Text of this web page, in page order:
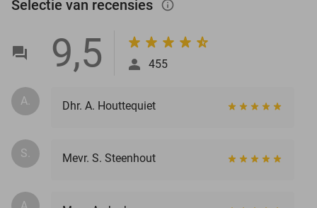
Selectie van recensies info_outlined
9,5 455
A. Dhr. A. Houttequiet
S. Mevr. S. Steenhout